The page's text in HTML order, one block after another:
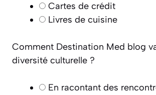
Cartes de crédit
Livres de cuisine
Comment Destination Med blog
diversité culturelle ?
En racontant des